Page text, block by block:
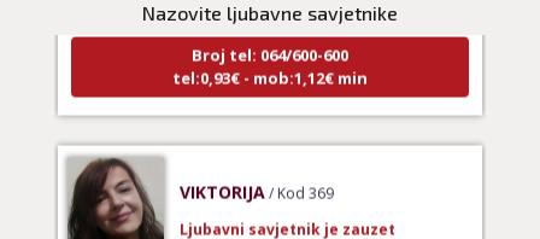
Nazovite ljubavne savjetnike
Broj tel: 064/600-600
tel:0,93€ - mob:1,12€ min
Ljubavni savjetnik je zauzet